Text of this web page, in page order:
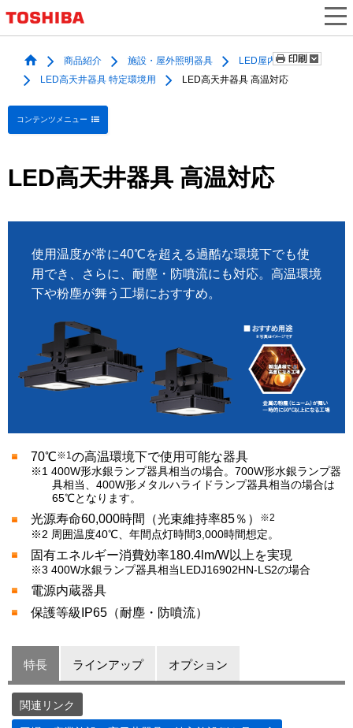
商品紹介 施設・屋外照明器具
LED屋内照明器具
LED高天井器具 特定環境用
LED高天井器具 高温対応
コンテンツメニュー
LED高天井器具 高温対応
使用温度が常に40℃を超える過酷な環境下でも使
用でき、
さらに、耐塵・防噴流にも対応。 高温環境
下や粉塵が舞う工場におすすめ。
70℃※1 の高温環境下で使用可能な器具
※1 400W形水銀ランプ器具相当の場合。700W形水銀ランプ器
具相当、400W形メタルハライドランプ器具相当の場合は
65℃となります。
光源寿命60,000時間（光束維持率85％） ※2
※2 周囲温度40℃、年間点灯時間3,000時間想定。
固有エネルギー消費効率180.4lm/W以上を実現
※3 400W水銀ランプ器具相当LEDJ16902HN-LS2の場合
電源内蔵器具
保護等級IP65（耐塵・防噴流）
特長 ラインアップ オプション
関連リンク